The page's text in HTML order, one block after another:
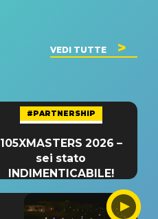
VEDI TUTTE
#PARTNERSHIP
105XMASTERS 2026 –
sei stato
INDIMENTICABILE!